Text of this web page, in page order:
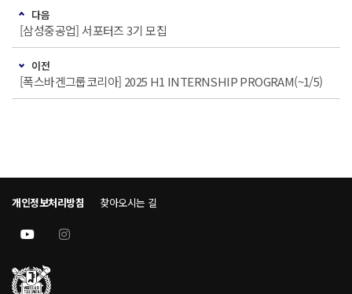
다음
[삼성중공업] 서포터즈 3기 모집
이전
[폭스바겐그룹코리아] 2025 H1 INTERNSHIP PROGRAM(~1/5)
개인정보처리방침 찾아오시는 길